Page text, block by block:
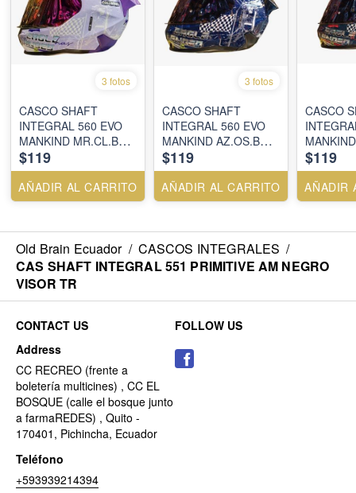
3 fotos
CASCO SHAFT
INTEGRAL 560 EVO
MANKIND MR.CL.B
FC. VISOR
SM.CL.REVO.MR
$119
AÑADIR AL CARRITO
3 fotos
CASCO SHAFT
INTEGRAL 560 EVO
MANKIND AZ.OS.B
AZ. VISOR
SM.CL.IR.AZ
$119
AÑADIR AL CARRITO
CASCO
MANKIND
RJ.
$119
AÑADIR
Old Brain Ecuador / CASCOS INTEGRALES /
CAS SHAFT INTEGRAL 551 PRIMITIVE AM NEGRO
VISOR TR
CONTACT US
Address
CC RECREO (frente a
boletería multicines) , CC EL
BOSQUE (calle el bosque junto
a farmaREDES) , Quito -
170401, Pichincha, Ecuador
Teléfono
+593939214394
FOLLOW US